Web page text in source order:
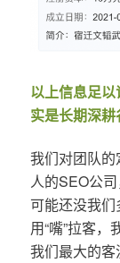
以上信息足
实是长期深耕
我们对团队
人的SEO公
可能还没我
用“嘴”拉客
我们最大的